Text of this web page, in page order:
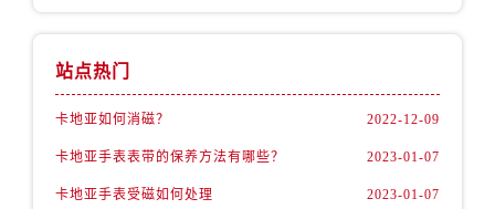
站点热门
卡地亚如何消磁？ 2022-12-09
卡地亚手表表带的保养方法有哪些？ 2023-01-07
卡地亚手表受磁如何处理 2023-01-07